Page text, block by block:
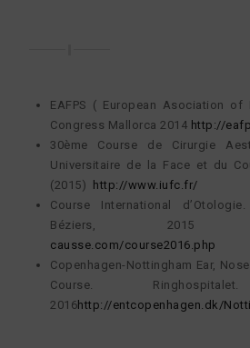
EAFPS ( European Asociation of
Congress Mallorca 2014 http://
30ème Course de Cirurgie
Universitaire de la Face et du
(2015)
http://www.iufc.fr/
Course International
Béziers,
causse.com/course2016.php
Copenhagen-Nottingham Ear,
Course.
2016http://entcopenhagen.dk/